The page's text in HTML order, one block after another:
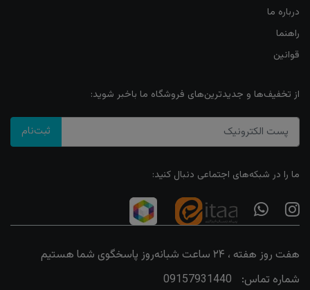
درباره ما
راهنما
قوانین
از تخفیف‌ها و جدیدترین‌های فروشگاه ما باخبر شوید:
ثبت‌نام
ما را در شبکه‌های اجتماعی دنبال کنید:
هفت روز هفته ، ۲۴ ساعت شبانه‌روز پاسخگوی شما هستیم
شماره تماس:
09157931440